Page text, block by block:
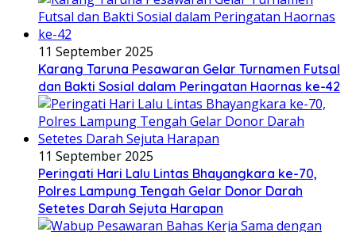
11 September 2025
Karang Taruna Pesawaran Gelar Turnamen Futsal
dan Bakti Sosial dalam Peringatan Haornas ke-42
11 September 2025
Peringati Hari Lalu Lintas Bhayangkara ke-70,
Polres Lampung Tengah Gelar Donor Darah
Setetes Darah Sejuta Harapan